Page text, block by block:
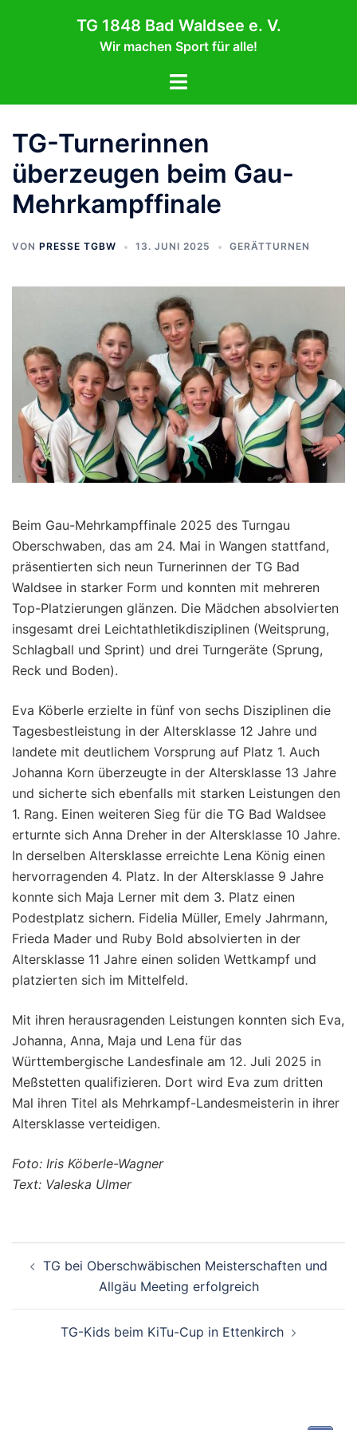
TG 1848 Bad Waldsee e. V.
Wir machen Sport für alle!
Menü
TG-Turnerinnen
überzeugen beim Gau-
Mehrkampffinale
VON PRESSE TGBW 13. JUNI 2025 GERÄTTURNEN
Beim Gau-Mehrkampffinale 2025 des Turngau
Oberschwaben, das am 24. Mai in Wangen stattfand,
präsentierten sich neun Turnerinnen der TG Bad
Waldsee in starker Form und konnten mit mehreren
Top-Platzierungen glänzen. Die Mädchen absolvierten
insgesamt drei Leichtathletikdisziplinen (Weitsprung,
Schlagball und Sprint) und drei Turngeräte (Sprung,
Reck und Boden).
Eva Köberle erzielte in fünf von sechs Disziplinen die
Tagesbestleistung in der Altersklasse 12 Jahre und
landete mit deutlichem Vorsprung auf Platz 1. Auch
Johanna Korn überzeugte in der Altersklasse 13 Jahre
und sicherte sich ebenfalls mit starken Leistungen den
1. Rang. Einen weiteren Sieg für die TG Bad Waldsee
erturnte sich Anna Dreher in der Altersklasse 10 Jahre.
In derselben Altersklasse erreichte Lena König einen
hervorragenden 4. Platz. In der Altersklasse 9 Jahre
konnte sich Maja Lerner mit dem 3. Platz einen
Podestplatz sichern. Fidelia Müller, Emely Jahrmann,
Frieda Mader und Ruby Bold absolvierten in der
Altersklasse 11 Jahre einen soliden Wettkampf und
platzierten sich im Mittelfeld.
Mit ihren herausragenden Leistungen konnten sich Eva,
Johanna, Anna, Maja und Lena für das
Württembergische Landesfinale am 12. Juli 2025 in
Meßstetten qualifizieren. Dort wird Eva zum dritten
Mal ihren Titel als Mehrkampf-Landesmeisterin in ihrer
Altersklasse verteidigen.
Foto: Iris Köberle-Wagner
Text: Valeska Ulmer
TG bei Oberschwäbischen Meisterschaften und
Allgäu Meeting erfolgreich
TG-Kids beim KiTu-Cup in Ettenkirch